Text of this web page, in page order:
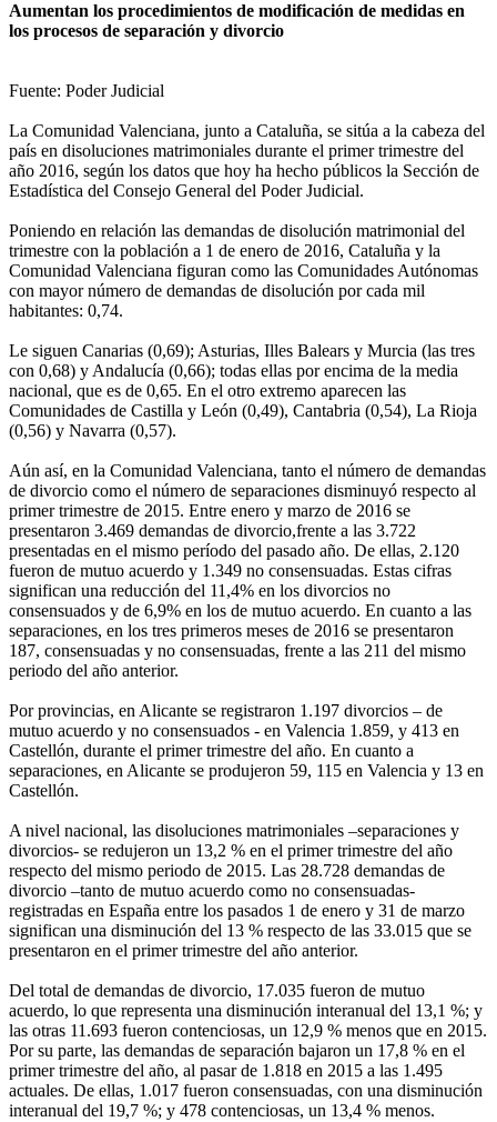
Aumentan los procedimientos de modificación de medidas en
los procesos de separación y divorcio
Fuente: Poder Judicial
La Comunidad Valenciana, junto a Cataluña, se sitúa a la cabeza del
país en disoluciones matrimoniales durante el primer trimestre del
año 2016, según los datos que hoy ha hecho públicos la Sección de
Estadística del Consejo General del Poder Judicial.
Poniendo en relación las demandas de disolución matrimonial del
trimestre con la población a 1 de enero de 2016, Cataluña y la
Comunidad Valenciana figuran como las Comunidades Autónomas
con mayor número de demandas de disolución por cada mil
habitantes: 0,74.
Le siguen Canarias (0,69); Asturias, Illes Balears y Murcia (las tres
con 0,68) y Andalucía (0,66); todas ellas por encima de la media
nacional, que es de 0,65. En el otro extremo aparecen las
Comunidades de Castilla y León (0,49), Cantabria (0,54), La Rioja
(0,56) y Navarra (0,57).
Aún así, en la Comunidad Valenciana, tanto el número de demandas
de divorcio como el número de separaciones disminuyó respecto al
primer trimestre de 2015. Entre enero y marzo de 2016 se
presentaron 3.469 demandas de divorcio,frente a las 3.722
presentadas en el mismo período del pasado año. De ellas, 2.120
fueron de mutuo acuerdo y 1.349 no consensuadas. Estas cifras
significan una reducción del 11,4% en los divorcios no
consensuados y de 6,9% en los de mutuo acuerdo. En cuanto a las
separaciones, en los tres primeros meses de 2016 se presentaron
187, consensuadas y no consensuadas, frente a las 211 del mismo
periodo del año anterior.
Por provincias, en Alicante se registraron 1.197 divorcios – de
mutuo acuerdo y no consensuados - en Valencia 1.859, y 413 en
Castellón, durante el primer trimestre del año. En cuanto a
separaciones, en Alicante se produjeron 59, 115 en Valencia y 13 en
Castellón.
A nivel nacional, las disoluciones matrimoniales –separaciones y
divorcios- se redujeron un 13,2 % en el primer trimestre del año
respecto del mismo periodo de 2015. Las 28.728 demandas de
divorcio –tanto de mutuo acuerdo como no consensuadas-
registradas en España entre los pasados 1 de enero y 31 de marzo
significan una disminución del 13 % respecto de las 33.015 que se
presentaron en el primer trimestre del año anterior.
Del total de demandas de divorcio, 17.035 fueron de mutuo
acuerdo, lo que representa una disminución interanual del 13,1 %; y
las otras 11.693 fueron contenciosas, un 12,9 % menos que en 2015.
Por su parte, las demandas de separación bajaron un 17,8 % en el
primer trimestre del año, al pasar de 1.818 en 2015 a las 1.495
actuales. De ellas, 1.017 fueron consensuadas, con una disminución
interanual del 19,7 %; y 478 contenciosas, un 13,4 % menos.